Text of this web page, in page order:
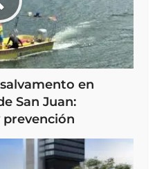
en
San Juan: